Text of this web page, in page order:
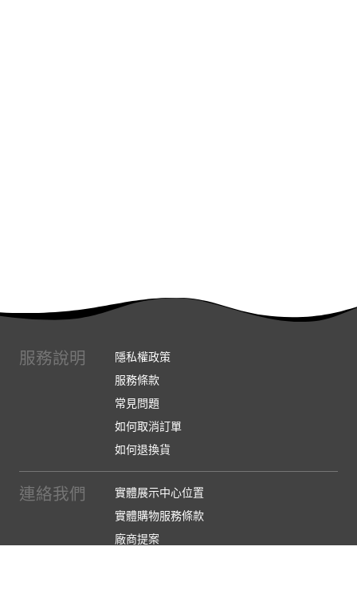
服務說明
隱私權政策
服務條款
常見問題
如何取消訂單
如何退換貨
連絡我們
實體展示中心位置
實體購物服務條款
廠商提案